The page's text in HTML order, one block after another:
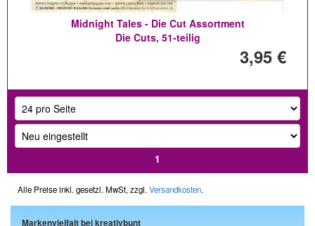
Midnight Tales - Die Cut Assortment
Die Cuts, 51-teilig
3,95 €
1
Alle Preise inkl. gesetzl. MwSt, zzgl. Versandkosten.
Markenvielfalt bei kreativbunt